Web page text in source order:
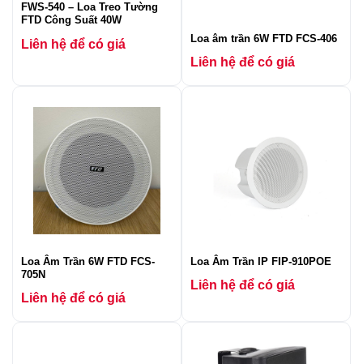
FWS-540 – Loa Treo Tường
FTD Công Suất 40W
Liên hệ để có giá Loa âm trần 6W FTD FCS-406
Liên hệ để có giá
Loa Âm Trần 6W FTD FCS-
705N
Liên hệ để có giá
Loa Âm Trần IP FIP-910POE
Liên hệ để có giá